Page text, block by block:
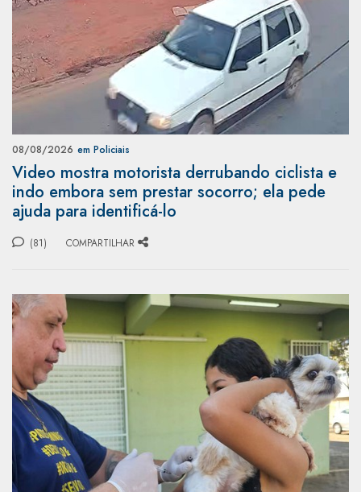
08/08/2026 em Policiais
Video mostra motorista derrubando ciclista e
indo embora sem prestar socorro; ela pede
ajuda para identificá-lo
(81) COMPARTILHAR